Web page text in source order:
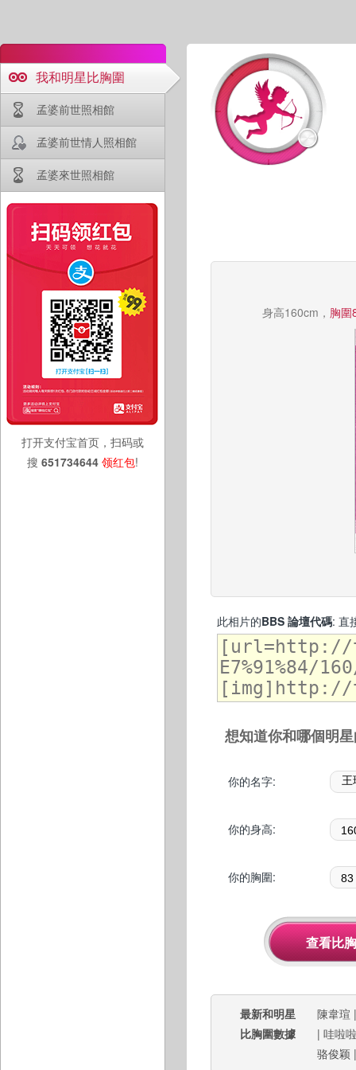
我和明星比胸圍
孟婆前世照相館
孟婆前世情人照相館
孟婆來世照相館
打开支付宝首页，扫码或
搜 651734644 领红包!
身高160cm， 胸圍
此相片的BBS 論壇代碼: 直
想知道你和哪個明
你的名字:
你的身高:
你的胸圍:
最新和明星
比胸圍數據
陳韋瑄
| 哇啦啦
骆俊颖